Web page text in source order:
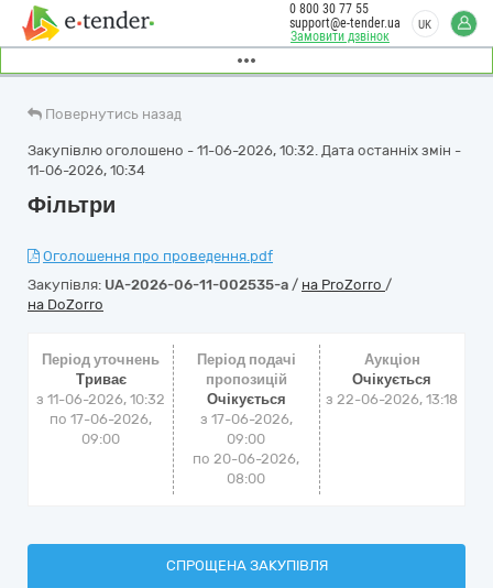
Замовити дзвінок
0 800 30 77 55
support@e-tender.ua
UK
Повернутись назад
Закупівлю оголошено - 11-06-2026, 10:32. Дата останніх змін -
11-06-2026, 10:34
Фільтри
Оголошення про проведення.pdf
Закупівля: UA-2026-06-11-002535-a / на ProZorro /
на DoZorro
Період уточнень
Триває
з 11-06-2026, 10:32
по 17-06-2026,
09:00
Період подачі
пропозицій
Очікується
з 17-06-2026,
09:00
по 20-06-2026,
08:00
Аукціон
Очікується
з22-06-2026, 13:18
СПРОЩЕНА ЗАКУПІВЛЯ